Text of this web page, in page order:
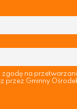
zgodę na
przez Gminny